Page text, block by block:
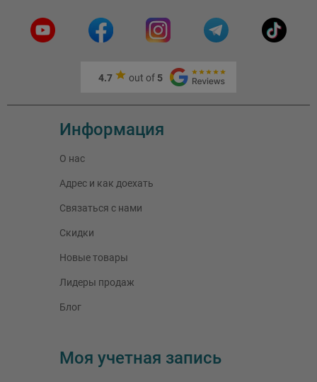
4.7 out of 5
Информация
О нас
Адрес и как доехать
Связаться с нами
Скидки
Новые товары
Лидеры продаж
Блог
Моя учетная запись